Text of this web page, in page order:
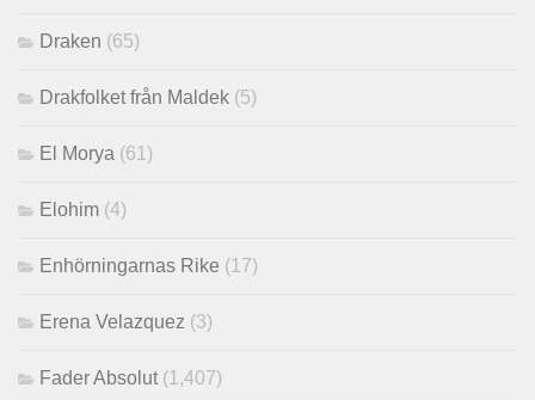
Draken (65)
Drakfolket från Maldek (5)
El Morya (61)
Elohim (4)
Enhörningarnas Rike (17)
Erena Velazquez (3)
Fader Absolut (1,407)